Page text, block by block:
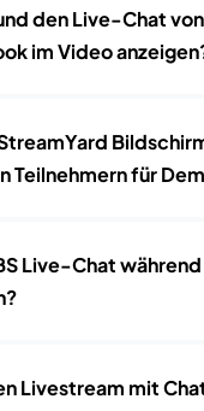
den Live-Chat
im Video
Teilnehmern für
Live-Chat
Livestream mit